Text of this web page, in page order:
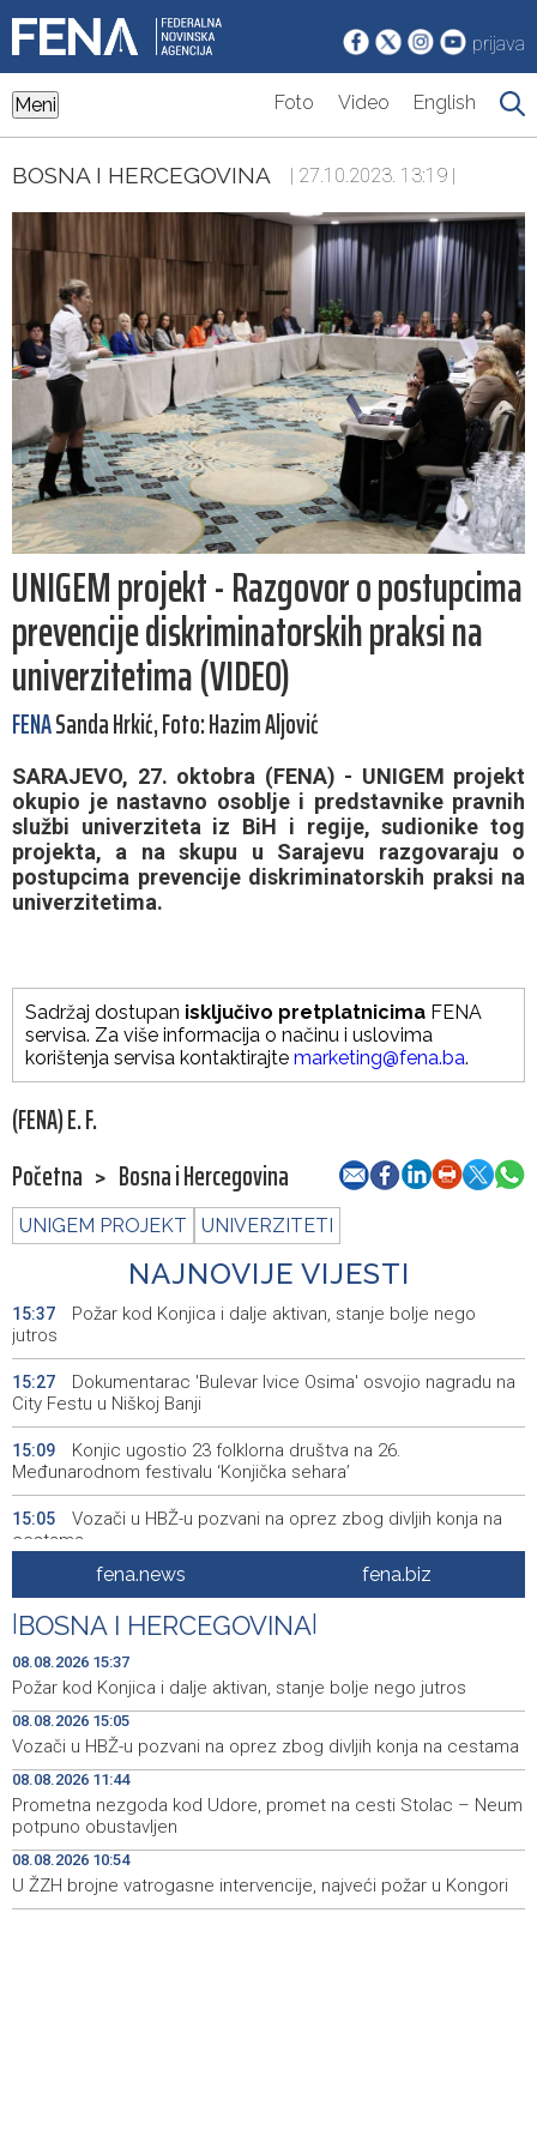
prijava
Meni Foto Video English
BOSNA I HERCEGOVINA | 27.10.2023. 13:19 |
UNIGEM projekt - Razgovor o postupcima
prevencije diskriminatorskih praksi na
univerzitetima (VIDEO)
FENASanda Hrkić, Foto: Hazim Aljović
SARAJEVO, 27. oktobra (FENA) - UNIGEM projekt
okupio je nastavno osoblje i predstavnike pravnih
službi univerziteta iz BiH i regije, sudionike tog
projekta, a na skupu u Sarajevu razgovaraju o
postupcima prevencije diskriminatorskih praksi na
univerzitetima.
Sadržaj dostupan isključivo pretplatnicima FENA
servisa. Za više informacija o načinu i uslovima
korištenja servisa kontaktirajte marketing@fena.ba.
(FENA) E. F.
Početna > Bosna i Hercegovina
UNIGEM PROJEKT UNIVERZITETI
NAJNOVIJE VIJESTI
15:37
Požar kod Konjica i dalje aktivan, stanje bolje nego
jutros
15:27
Dokumentarac 'Bulevar Ivice Osima' osvojio nagradu na
City Festu u Niškoj Banji
15:09
Konjic ugostio 23 folklorna društva na 26.
Međunarodnom festivalu ‘Konjička sehara’
15:05
Vozači u HBŽ-u pozvani na oprez zbog divljih konja na
cestama
Bh. Muay Thai reprezentacija na Svjetskom prvenstvu u
najbrojnijem sastavu do sada (VIDEO)
14:30
Sutra sunčano, dnevna temperatura od 27 do 33, na
jugu do 39 stepeni
14:23
Sarajevo Film Festival donosi poseban Program za
mlade u Tuzlu
Summer Screen SFF-a
14:05
Izraelska vojska nastavlja napade na jugu Libana uprkos
prekidu vatre i pregovorima
fena.news fena.biz
BOSNA I HERCEGOVINA
08.08.2026 15:37
Požar kod Konjica i dalje aktivan, stanje bolje nego jutros
08.08.2026 15:05
Vozači u HBŽ-u pozvani na oprez zbog divljih konja na cestama
08.08.2026 11:44
Prometna nezgoda kod Udore, promet na cesti Stolac – Neum
potpuno obustavljen
08.08.2026 10:54
U ŽZH brojne vatrogasne intervencije, najveći požar u Kongori